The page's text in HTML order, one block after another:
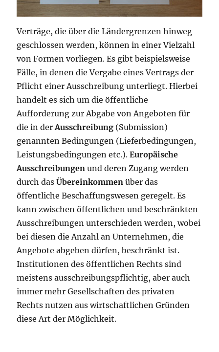
Verträge, die über die Ländergrenzen hinweg
geschlossen werden, können in einer Vielzahl
von Formen vorliegen. Es gibt beispielsweise
Fälle, in denen die Vergabe eines Vertrags der
Pflicht einer Ausschreibung unterliegt. Hierbei
handelt es sich um die öffentliche
Aufforderung zur Abgabe von Angeboten für
die in derAusschreibung (Submission)
genannten Bedingungen (Lieferbedingungen,
Leistungsbedingungen etc.).Europäische
Ausschreibungen und deren Zugang werden
durch dasÜbereinkommen über das
öffentliche Beschaffungswesen geregelt. Es
kann zwischen öffentlichen und beschränkten
Ausschreibungen unterschieden werden, wobei
bei diesen die Anzahl an Unternehmen, die
Angebote abgeben dürfen, beschränkt ist.
Institutionen des öffentlichen Rechts sind
meistens ausschreibungspflichtig, aber auch
immer mehr Gesellschaften des privaten
Rechts nutzen aus wirtschaftlichen Gründen
diese Art der Möglichkeit.